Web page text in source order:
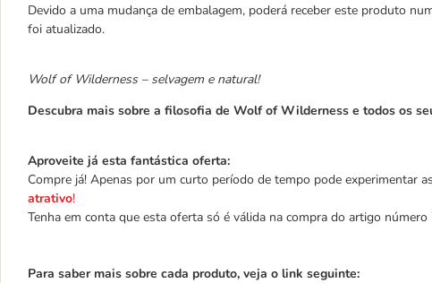
Devido a uma mudança de embalagem, poderá receber este produto
foi atualizado.
Wolf of Wilderness – selvagem e natural!
Descubra mais sobre a filosofia de Wolf of Wilderness e todos os
Aproveite já esta fantástica oferta:
Compre já! Apenas por um curto período de tempo pode experimentar
atrativo!
Tenha em conta que esta oferta só é válida na compra do artigo número
Para saber mais sobre cada produto, veja o link seguinte: